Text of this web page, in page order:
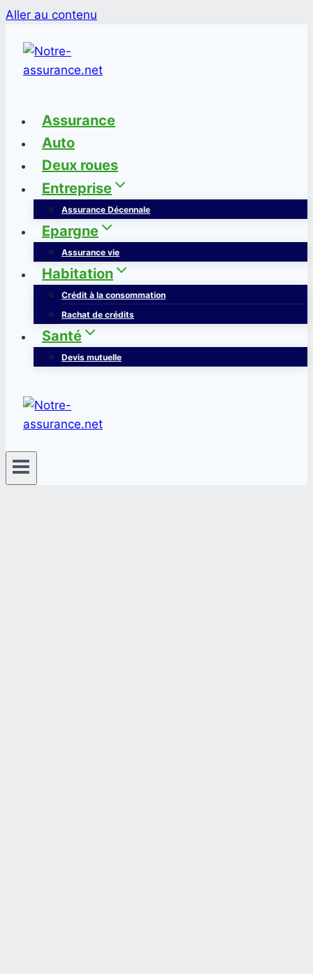
Aller au contenu
Assurance
Auto
Deux roues
Entreprise
Assurance Décennale
Epargne
Assurance vie
Habitation
Crédit à la consommation
Rachat de crédits
Santé
Devis mutuelle